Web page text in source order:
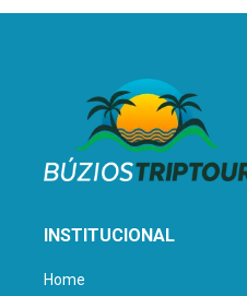
INSTITUCIONAL
Home